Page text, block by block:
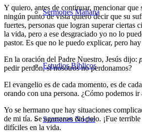
Sermones Mañana
Estudios Bíblicos
Sermones Noche
Y quiero, antes de continuar, mencionar
ningún punto de vista quiero decir que su
fuertes, personas que logran superar ciertas
la vida, pero a ese desgraciado yo no lo
pastor. Es que no le puedo explicar, pero
En la oración del Padre Nuestro, Jesús dijo:
pedir perdón, si nosotros no perdonamos?
El evangelio es de cada momento, es de
orando con una persona. ¿Cómo podemos
Yo se hermano que hay situaciones
de mi tía. Se agarraron del pelo. ¡Fue
difíciles en la vida.